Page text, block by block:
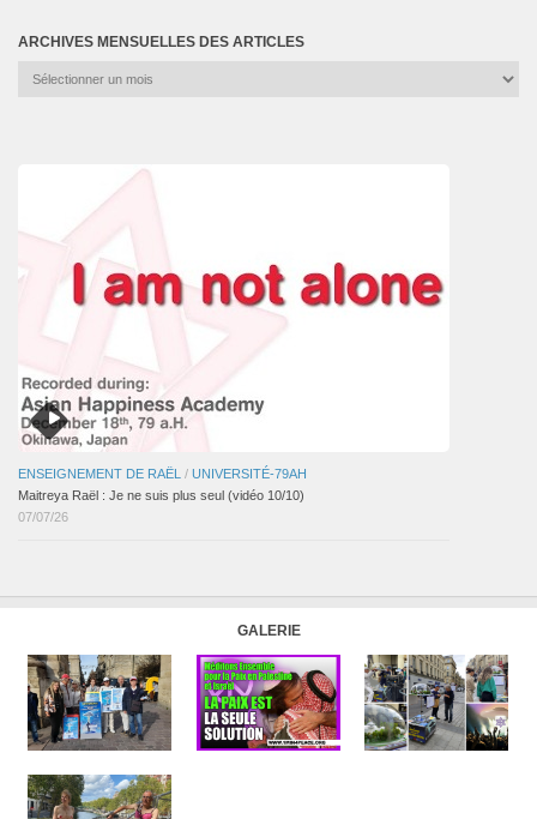
ARCHIVES MENSUELLES DES ARTICLES
Archives
ENSEIGNEMENT DE RAËL / UNIVERSITÉ-79AH
Maitreya Raël : Je ne suis plus seul (vidéo 10/10)
07/07/26
GALERIE